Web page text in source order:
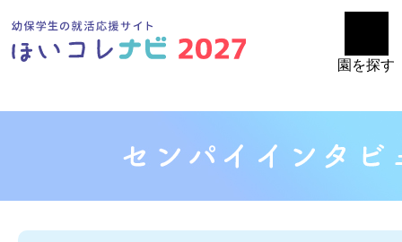
園を探す